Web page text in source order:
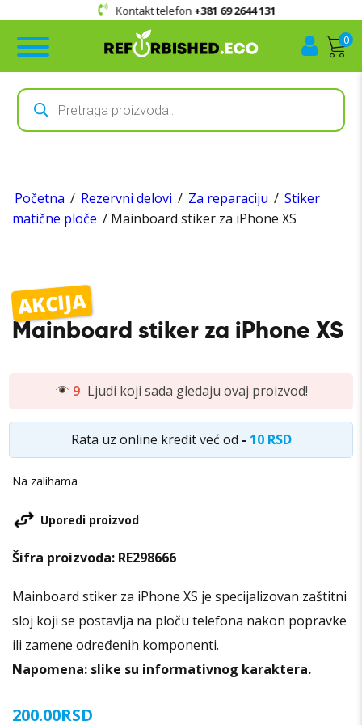
Kontakt telefon+381 69 2644 131
0
Products
search
Početna / Rezervni delovi / Za reparaciju / Stiker
matične ploče / Mainboard stiker za iPhone XS
9 Ljudi koji sada gledaju ovaj proizvod!
Rata uz online kredit već od - 10 RSD
AKCIJA
Mainboard stiker za iPhone XS
200.00RSD
Na zalihama
Mainboard stiker za iPhone XS je specijalizovan zaštitni
sloj koji se postavlja na ploču telefona nakon popravke
ili zamene određenih komponenti.
Napomena: slike su informativnog karaktera.
Uporedi proizvod
Šifra proizvoda: RE298666